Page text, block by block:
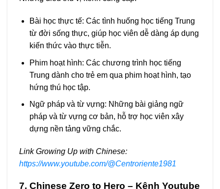
Bài học thực tế: Các tình huống học tiếng Trung
từ đời sống thực, giúp học viên dễ dàng áp dụng
kiến thức vào thực tiễn.
Phim hoạt hình: Các chương trình học tiếng
Trung dành cho trẻ em qua phim hoạt hình, tạo
hứng thú học tập.
Ngữ pháp và từ vựng: Những bài giảng ngữ
pháp và từ vựng cơ bản, hỗ trợ học viên xây
dựng nền tảng vững chắc.
Link Growing Up with Chinese:
https://www.youtube.com/@Centroriente1981
7. Chinese Zero to Hero – Kênh Youtube